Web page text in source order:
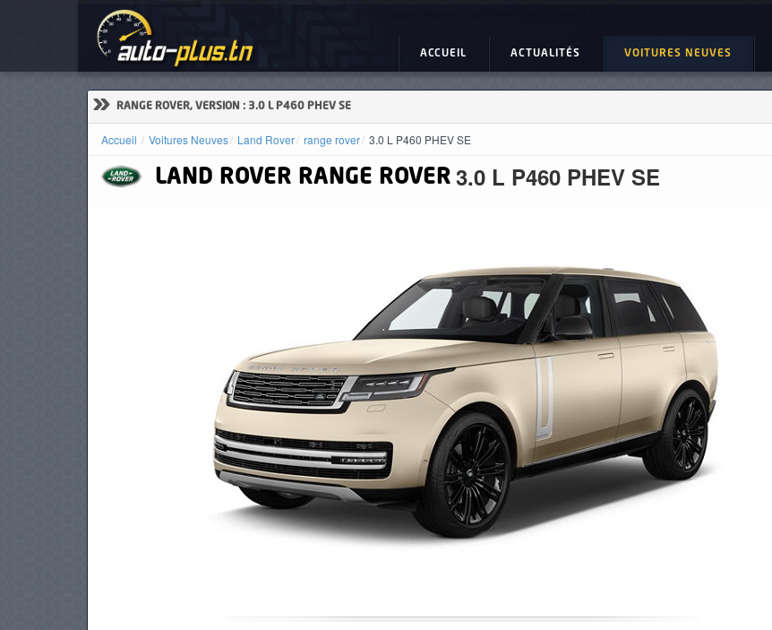
ACCUEIL ACTUALITÉS VOITURES NEUVES
» RANGE ROVER, VERSION : 3.0 L P460 PHEV SE
Accueil Voitures Neuves Land Rover range rover 3.0 L P460 PHEV SE
LAND ROVER RANGE ROVER 3.0 L P460 PHEV SE
ACTUALITÉS
VOITURES